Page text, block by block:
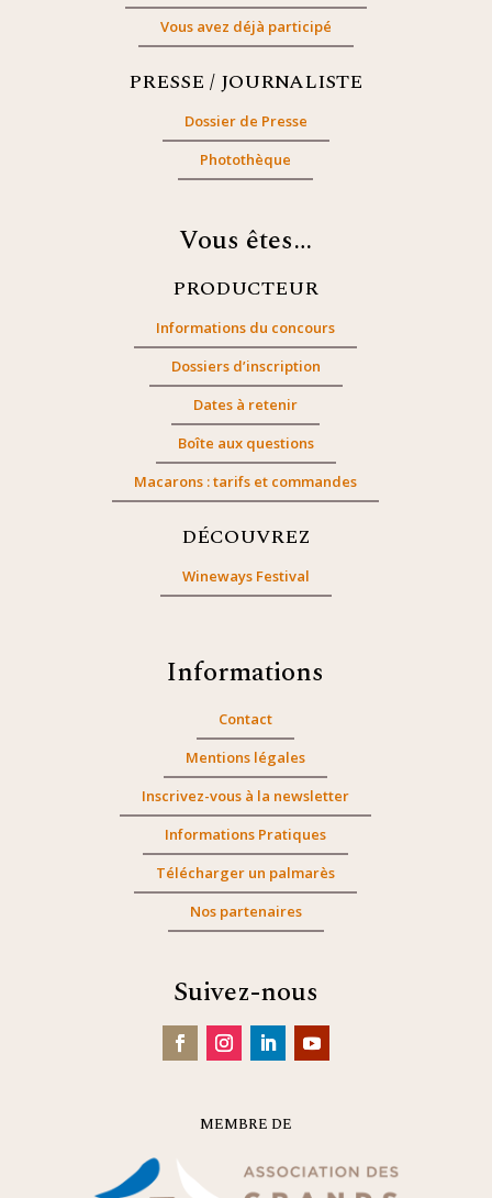
Vous avez déjà participé
PRESSE / JOURNALISTE
Dossier de Presse
Photothèque
Vous êtes…
PRODUCTEUR
Informations du concours
Dossiers d’inscription
Dates à retenir
Boîte aux questions
Macarons : tarifs et commandes
DÉCOUVREZ
Wineways Festival
Informations
Contact
Mentions légales
Inscrivez-vous à la newsletter
Informations Pratiques
Télécharger un palmarès
Nos partenaires
Suivez-nous
MEMBRE DE